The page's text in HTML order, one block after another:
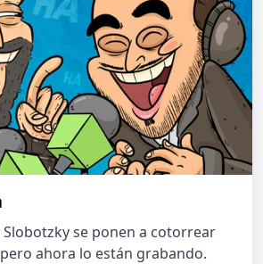
Slobotzky se ponen a cotorrear
ahora lo están grabando.